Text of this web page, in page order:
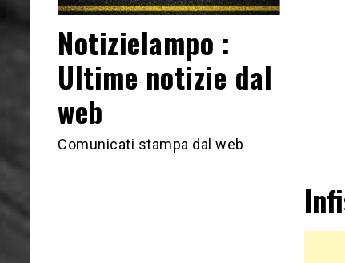
Notizielampo :
Ultime notizie dal
web
Comunicati stampa dal web